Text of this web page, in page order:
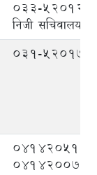
033-520121
निजी सचिवालय)
०३१-५२०१७४
041420510,
041420075